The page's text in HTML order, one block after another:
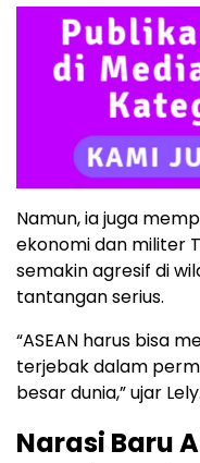
Namun, ia juga
ekonomi dan militer
semakin agresif di
tantangan serius.
“ASEAN harus bisa
terjebak dalam
besar dunia,” ujar Lely.
Narasi Baru